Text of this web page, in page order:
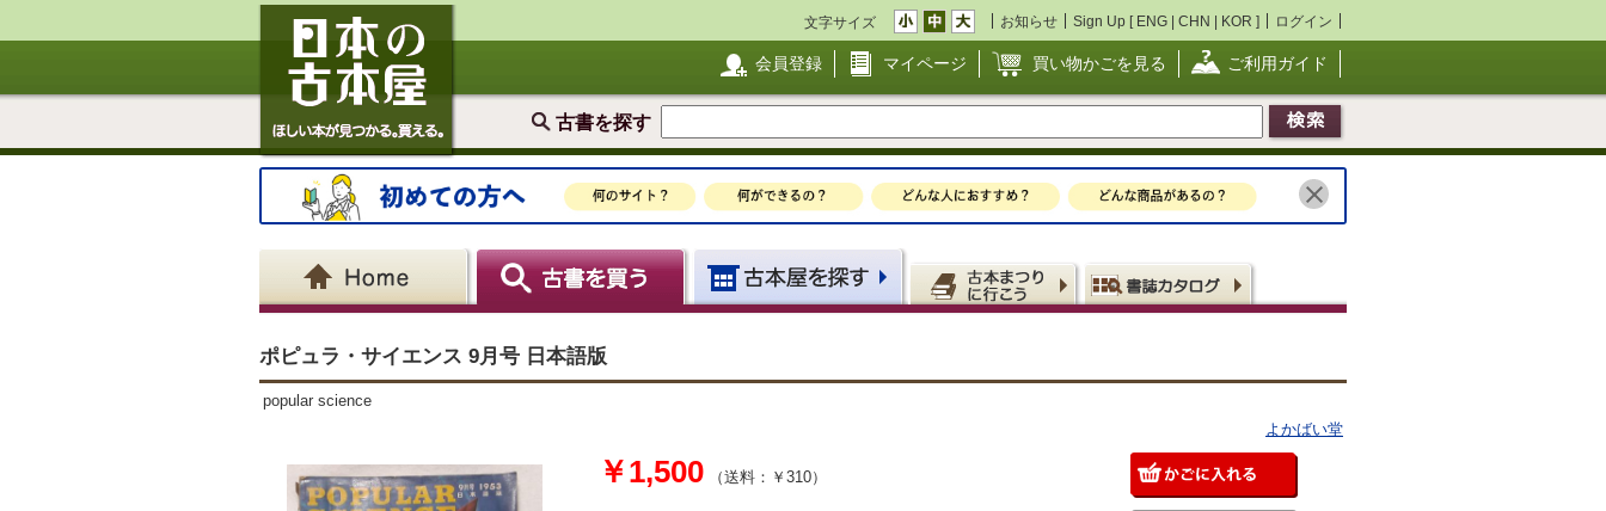
文字サイズ お知らせ Sign Up [ ENG | CHN | KOR ] ログイン
会員登録 マイページ 買い物かごを見る ご利用ガイド
古書を探す
ポピュラ・サイエンス 9月号 日本語版
popular science
よかばい堂
￥1,500 （送料：￥310）